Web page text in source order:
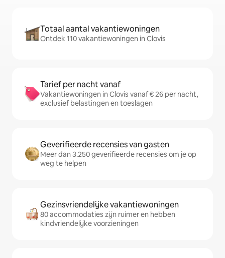
Totaal aantal vakantiewoningen
Ontdek 110 vakantiewoningen in Clovis
Tarief per nacht vanaf
Vakantiewoningen in Clovis vanaf € 26 per nacht,
exclusief belastingen en toeslagen
Geverifieerde recensies van gasten
Meer dan 3.250 geverifieerde recensies om je op
weg te helpen
Gezinsvriendelijke vakantiewoningen
80 accommodaties zijn ruimer en hebben
kindvriendelijke voorzieningen